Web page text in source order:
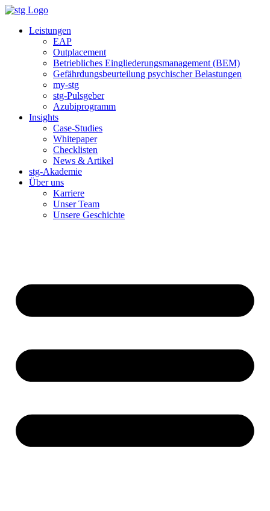
Zum
springenLeistungen
EAP
Outplacement
Betriebliches Eingliederungsmanagement (BEM)
Gefährdungsbeurteilung psychischer Belastungen
my-stg
stg-Pulsgeber
Azubiprogramm
Insights
Case-Studies
Whitepaper
Checklisten
News & Artikel
stg-Akademie
Über uns
Karriere
Unser Team
Unsere Geschichte